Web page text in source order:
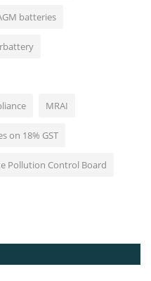
batteries
MRAI
on 18% GST
Pollution Control Board